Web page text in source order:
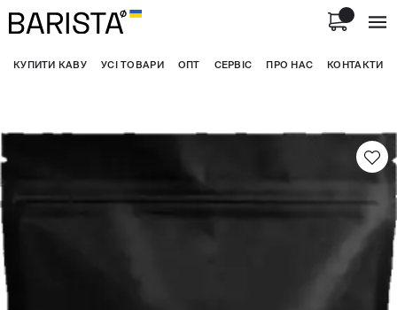
КУПИТИ КАВУ УСІ ТОВАРИ ОПТ СЕРВІС ПРО НАС КОНТАКТИ